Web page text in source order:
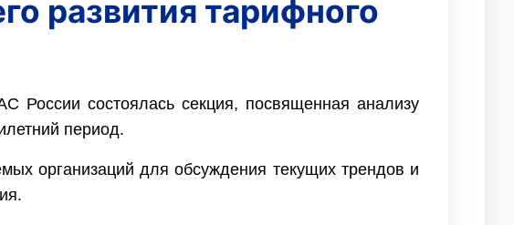
развития тарифного
России состоялась секция, посвященная анализу
период.
организаций для обсуждения текущих трендов и